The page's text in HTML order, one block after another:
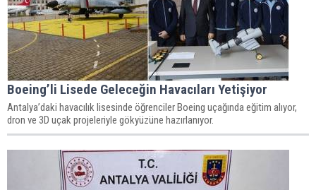
Boeing’li Lisede Geleceğin Havacıları Yetişiyor
Antalya’daki havacılık lisesinde öğrenciler Boeing uçağında eğitim alıyor,
dron ve 3D uçak projeleriyle gökyüzüne hazırlanıyor.